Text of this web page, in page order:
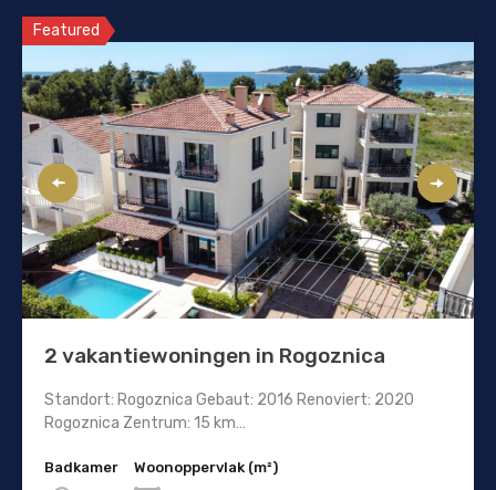
Featured
2 vakantiewoningen in Rogoznica
Standort: Rogoznica Gebaut: 2016 Renoviert: 2020
Rogoznica Zentrum: 15 km…
Badkamer
Woonoppervlak (m²)